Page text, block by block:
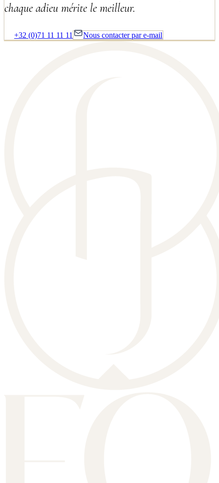
chaque adieu mérite le meilleur.
+32 (0)71 11 11 11 Nous contacter par e-mail